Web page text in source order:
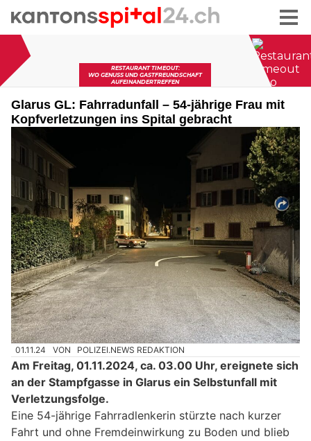
Glarus GL: Fahrradunfall – 54-jährige Frau mit
Kopfverletzungen ins Spital gebracht
01.11.24 VON POLIZEI.NEWS REDAKTION
Am Freitag, 01.11.2024, ca. 03.00 Uhr, ereignete sich
an der Stampfgasse in Glarus ein Selbstunfall mit
Verletzungsfolge.
Eine 54-jährige Fahrradlenkerin stürzte nach kurzer
Fahrt und ohne Fremdeinwirkung zu Boden und blieb